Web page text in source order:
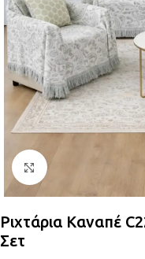
Κλικ για
Ριχτάρια Καναπέ
Σετ